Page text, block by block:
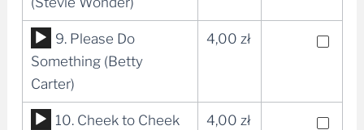
Odtwarzacz
plików
dźwiękowych
9. Please Do
Something (Betty
Carter)
4,00 zł
Odtwarzacz
10. Cheek to Cheek
4,00 zł